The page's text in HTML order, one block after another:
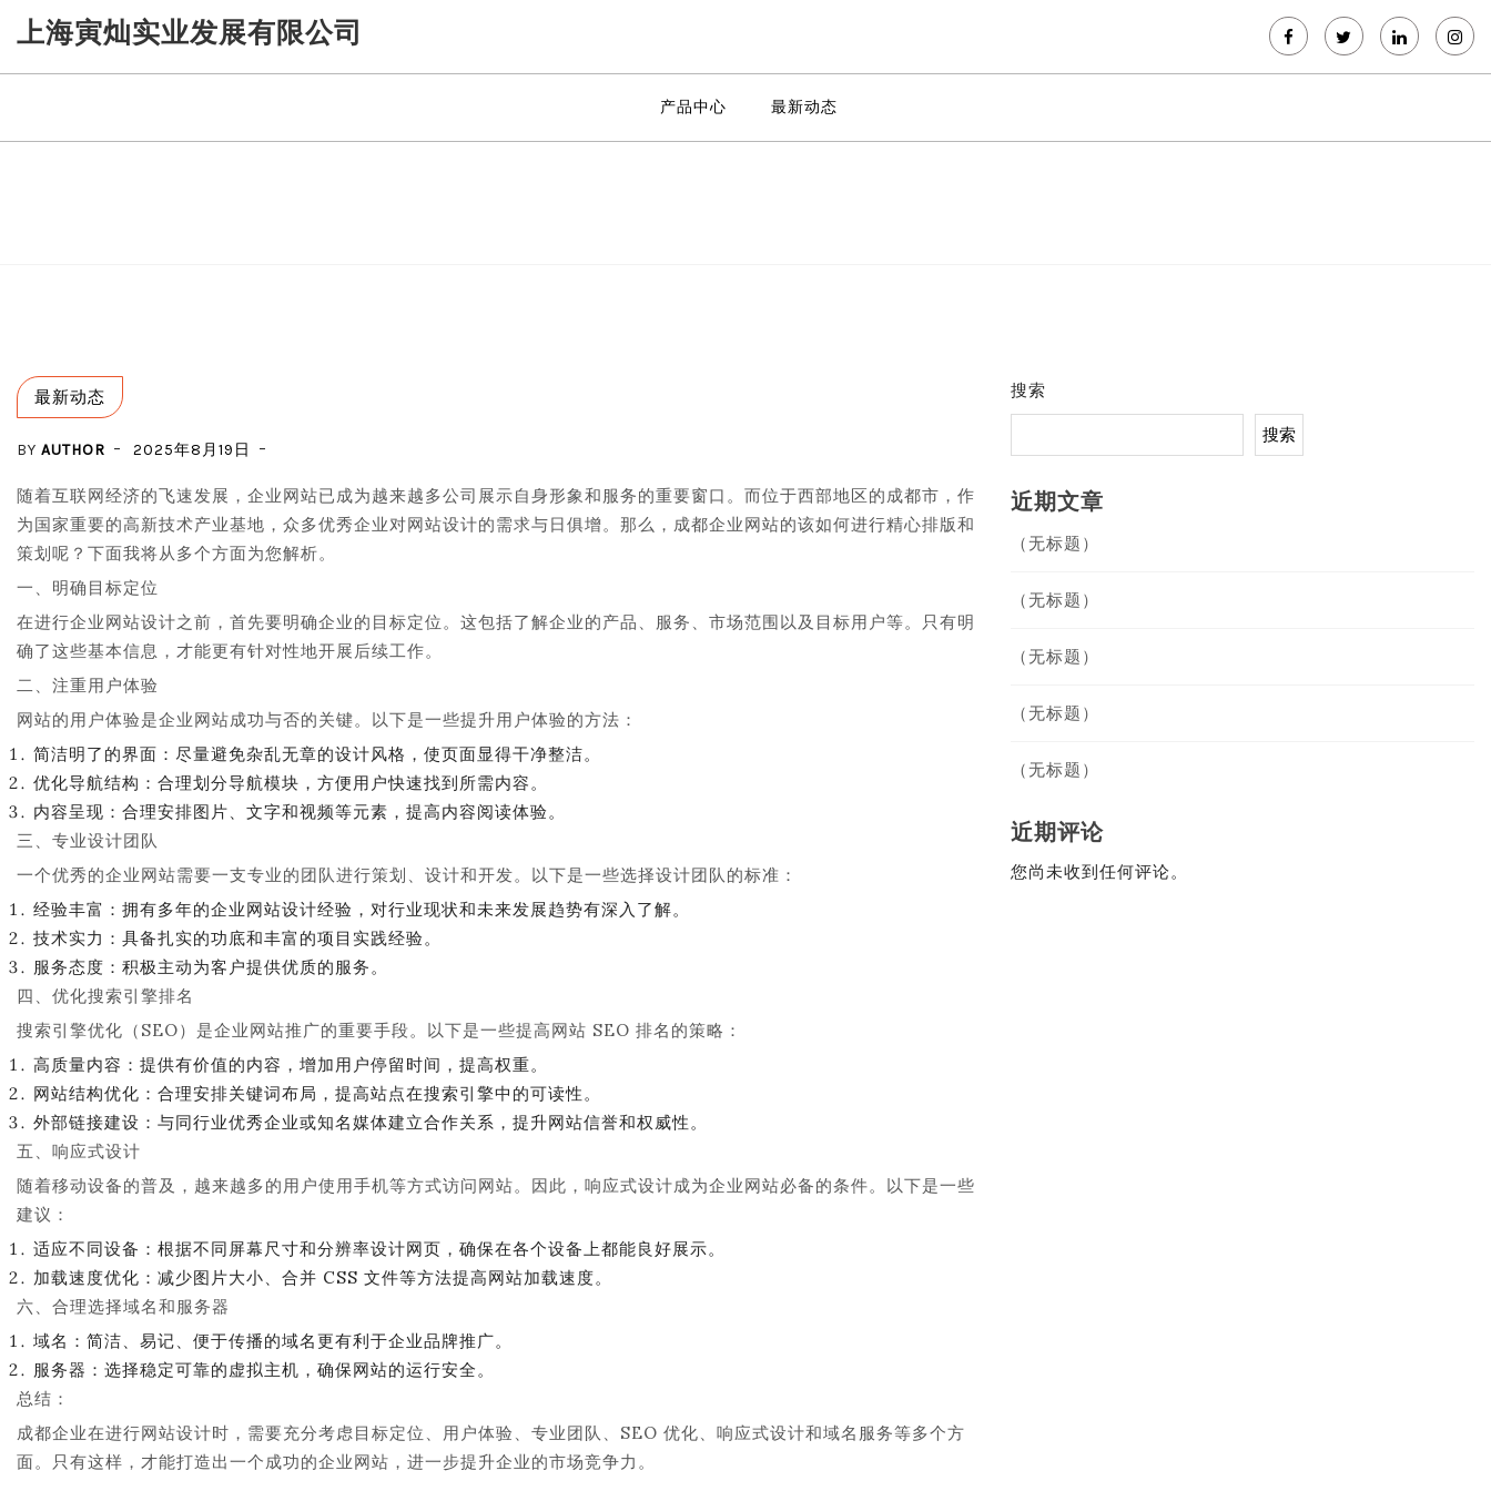
Skip
to
content
上海寅灿实业发展有限公司
产品中心 最新动态
最新动态
BY AUTHOR 2025年8月19日
随着互联网经济的飞速发展，企业网站已成为越来越多公司展示自身形象和服务的重要窗口。而位于西部地区的成都市，作
为国家重要的高新技术产业基地，众多优秀企业对网站设计的需求与日俱增。那么，成都企业网站的该如何进行精心排版和
策划呢？下面我将从多个方面为您解析。
一、明确目标定位
在进行企业网站设计之前，首先要明确企业的目标定位。这包括了解企业的产品、服务、市场范围以及目标用户等。只有明
确了这些基本信息，才能更有针对性地开展后续工作。
二、注重用户体验
网站的用户体验是企业网站成功与否的关键。以下是一些提升用户体验的方法：
简洁明了的界面：尽量避免杂乱无章的设计风格，使页面显得干净整洁。
优化导航结构：合理划分导航模块，方便用户快速找到所需内容。
内容呈现：合理安排图片、文字和视频等元素，提高内容阅读体验。
三、专业设计团队
一个优秀的企业网站需要一支专业的团队进行策划、设计和开发。以下是一些选择设计团队的标准：
经验丰富：拥有多年的企业网站设计经验，对行业现状和未来发展趋势有深入了解。
技术实力：具备扎实的功底和丰富的项目实践经验。
服务态度：积极主动为客户提供优质的服务。
四、优化搜索引擎排名
搜索引擎优化（SEO）是企业网站推广的重要手段。以下是一些提高网站 SEO 排名的策略：
高质量内容：提供有价值的内容，增加用户停留时间，提高权重。
网站结构优化：合理安排关键词布局，提高站点在搜索引擎中的可读性。
外部链接建设：与同行业优秀企业或知名媒体建立合作关系，提升网站信誉和权威性。
五、响应式设计
随着移动设备的普及，越来越多的用户使用手机等方式访问网站。因此，响应式设计成为企业网站必备的条件。以下是一些
建议：
适应不同设备：根据不同屏幕尺寸和分辨率设计网页，确保在各个设备上都能良好展示。
加载速度优化：减少图片大小、合并 CSS 文件等方法提高网站加载速度。
六、合理选择域名和服务器
域名：简洁、易记、便于传播的域名更有利于企业品牌推广。
服务器：选择稳定可靠的虚拟主机，确保网站的运行安全。
总结：
成都企业在进行网站设计时，需要充分考虑目标定位、用户体验、专业团队、SEO 优化、响应式设计和域名服务等多个方
面。只有这样，才能打造出一个成功的企业网站，进一步提升企业的市场竞争力。
搜索
搜索
近期文章
（无标题）
（无标题）
（无标题）
（无标题）
（无标题）
近期评论
您尚未收到任何评论。